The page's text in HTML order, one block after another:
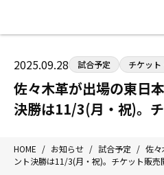
HOME
ジムについて
トレーニング
アマ・スパー各大会・キ
入会案内
見学・1日体験
2025.09.28 試合予定 チケッ
佐々木革が出場の東日
決勝は11/3(月・祝)。
HOME / お知らせ / 試合予定 / 佐々
ント決勝は11/3(月・祝)。チケット販売